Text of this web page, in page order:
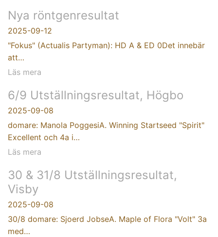
Nya röntgenresultat
2025-09-12
"Fokus" (Actualis Partyman): HD A & ED 0Det innebär
att…
Läs mera
6/9 Utställningsresultat, Högbo
2025-09-08
domare: Manola PoggesiA. Winning Startseed "Spirit"
Excellent och 4a i…
Läs mera
30 & 31/8 Utställningsresultat,
Visby
2025-09-08
30/8 domare: Sjoerd JobseA. Maple of Flora "Volt" 3a
med…